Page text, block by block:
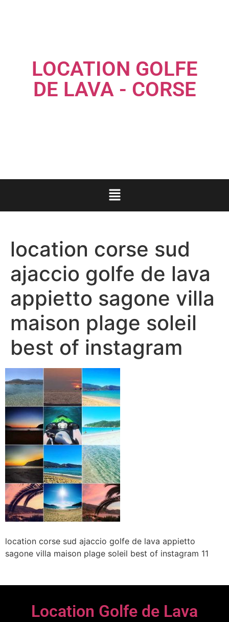
LOCATION GOLFE
DE LAVA - CORSE
location corse sud
ajaccio golfe de lava
appietto sagone villa
maison plage soleil
best of instagram
location corse sud ajaccio golfe de lava appietto
sagone villa maison plage soleil best of instagram 11
Location Golfe de Lava